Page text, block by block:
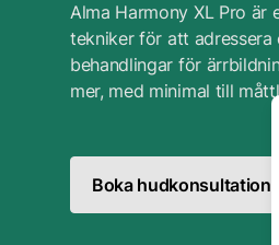
Alma Harmony XL Pro är
tekniker för att adressera
behandlingar för
mer, med minimal till
Boka hudkonsultation